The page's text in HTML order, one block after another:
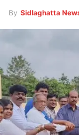
By Sidlaghatta